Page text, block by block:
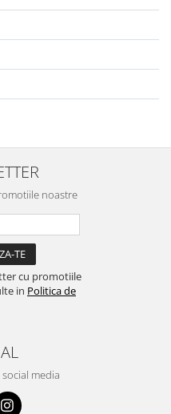
noastre
cu promotiile
in Politica de
media